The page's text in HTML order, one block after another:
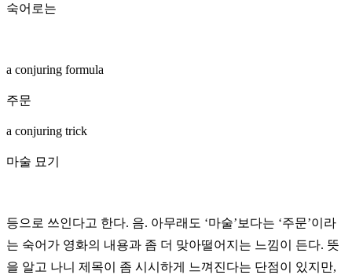
숙어로는
a conjuring formula
주문
a conjuring trick
마술 묘기
등으로 쓰인다고 한다. 음. 아무래도 ‘마술’보다는 ‘주문’이라
는 숙어가 영화의 내용과 좀 더 맞아떨어지는 느낌이 든다. 뜻
을 알고 나니 제목이 좀 시시하게 느껴진다는 단점이 있지만,